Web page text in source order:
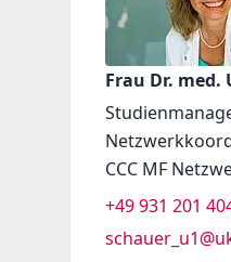
Frau Dr. med.
CCC MF
+49 931 201